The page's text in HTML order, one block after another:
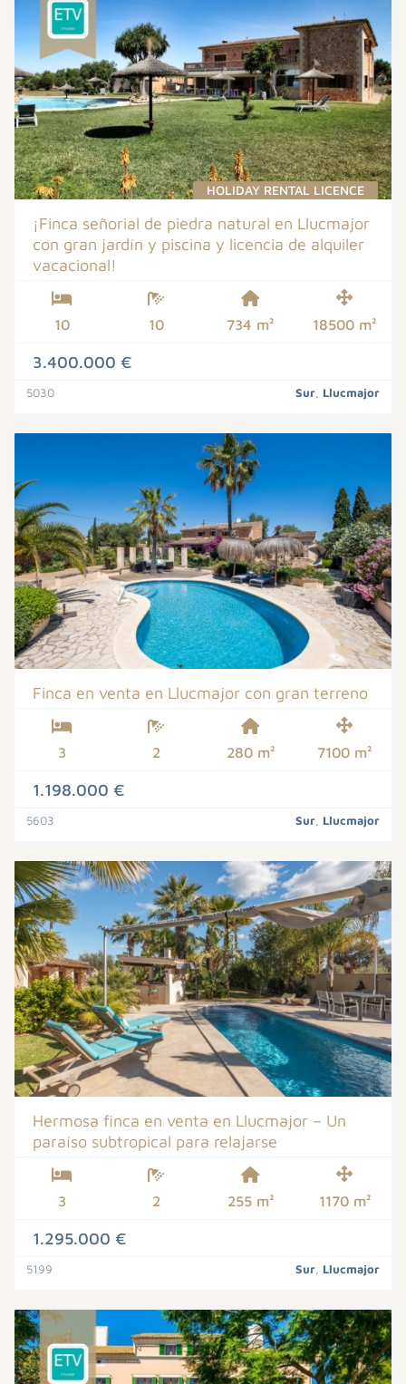
HOLIDAY RENTAL LICENCE
¡Finca señorial de piedra natural en Llucmajor
con gran jardín y piscina y licencia de alquiler
vacacional!
10 10 734 m² 18500 m²
3.400.000 €
5030 Sur Llucmajor
Finca en venta en Llucmajor con gran terreno
3 2 280 m² 7100 m²
1.198.000 €
5603 Sur Llucmajor
Hermosa finca en venta en Llucmajor – Un
paraíso subtropical para relajarse
3 2 255 m² 1170 m²
1.295.000 €
5199 Sur Llucmajor